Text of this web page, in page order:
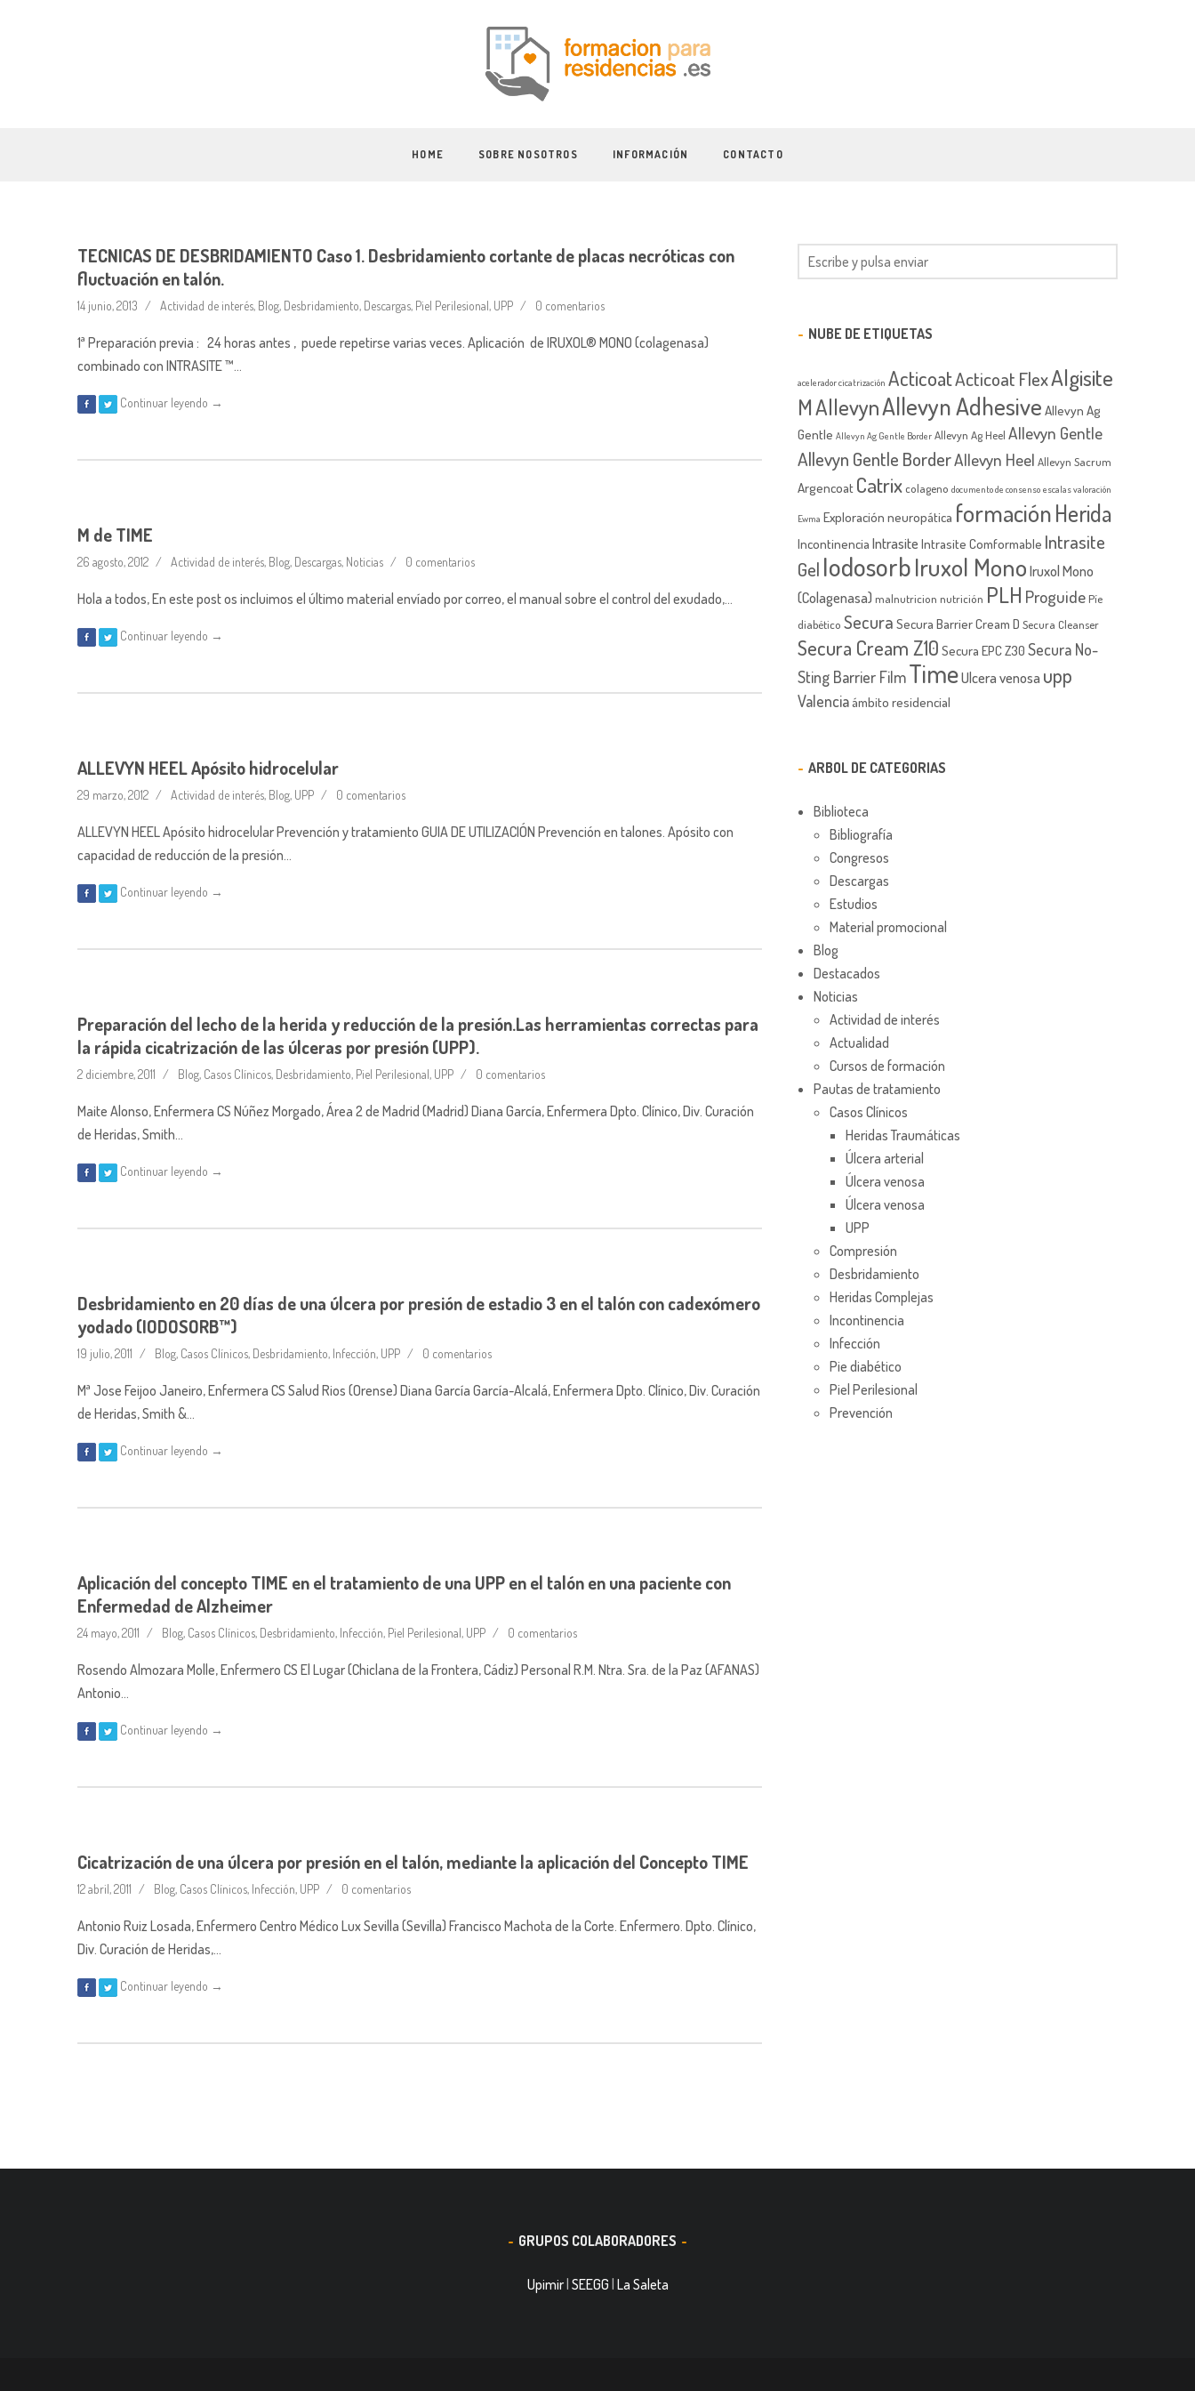
HOME SOBRE NOSOTROS INFORMACIÓN CONTACTO
TECNICAS DE DESBRIDAMIENTO Caso 1. Desbridamiento cortante de placas necróticas con
fluctuación en talón.
14 junio, 2013 Actividad de interés, Blog, Desbridamiento, Descargas, Piel Perilesional, UPP 0 comentarios
1ª Preparación previa : 24 horas antes , puede repetirse varias veces. Aplicación de IRUXOL® MONO (colagenasa)
combinado con INTRASITE ™…
Continuar leyendo →
M de TIME
26 agosto, 2012 Actividad de interés, Blog, Descargas, Noticias 0 comentarios
Hola a todos, En este post os incluimos el último material envíado por correo, el manual sobre el control del exudado,…
Continuar leyendo →
ALLEVYN HEEL Apósito hidrocelular
29 marzo, 2012 Actividad de interés, Blog, UPP 0 comentarios
ALLEVYN HEEL Apósito hidrocelular Prevención y tratamiento GUIA DE UTILIZACIÓN Prevención en talones. Apósito con
capacidad de reducción de la presión…
Continuar leyendo →
Preparación del lecho de la herida y reducción de la presión.Las herramientas correctas para
la rápida cicatrización de las úlceras por presión (UPP).
2 diciembre, 2011 Blog, Casos Clínicos, Desbridamiento, Piel Perilesional, UPP 0 comentarios
Maite Alonso, Enfermera CS Núñez Morgado, Área 2 de Madrid (Madrid) Diana García, Enfermera Dpto. Clínico, Div. Curación
de Heridas, Smith…
Continuar leyendo →
Desbridamiento en 20 días de una úlcera por presión de estadio 3 en el talón con cadexómero
yodado (IODOSORB™)
19 julio, 2011 Blog, Casos Clínicos, Desbridamiento, Infección, UPP 0 comentarios
Mª Jose Feijoo Janeiro, Enfermera CS Salud Rios (Orense) Diana García García-Alcalá, Enfermera Dpto. Clínico, Div. Curación
de Heridas, Smith &…
Continuar leyendo →
Aplicación del concepto TIME en el tratamiento de una UPP en el talón en una paciente con
Enfermedad de Alzheimer
24 mayo, 2011 Blog, Casos Clínicos, Desbridamiento, Infección, Piel Perilesional, UPP 0 comentarios
Rosendo Almozara Molle, Enfermero CS El Lugar (Chiclana de la Frontera, Cádiz) Personal R.M. Ntra. Sra. de la Paz (AFANAS)
Antonio…
Continuar leyendo →
Cicatrización de una úlcera por presión en el talón, mediante la aplicación del Concepto TIME
12 abril, 2011 Blog, Casos Clínicos, Infección, UPP 0 comentarios
Antonio Ruiz Losada, Enfermero Centro Médico Lux Sevilla (Sevilla) Francisco Machota de la Corte. Enfermero. Dpto. Clínico,
Div. Curación de Heridas,…
Continuar leyendo →
NUBE DE ETIQUETAS
acelerador cicatrización ActicoatActicoat FlexAlgisite
MAllevynAllevyn Adhesive Allevyn Ag
Gentle Allevyn Ag Gentle Border Allevyn Ag Heel Allevyn Gentle
Allevyn Gentle BorderAllevyn Heel Allevyn Sacrum
Argencoat Catrix colageno documento de consenso escalas valoración
Ewma Exploración neuropática formaciónHerida
Incontinencia Intrasite Intrasite Comformable Intrasite
Gel IodosorbIruxol MonoIruxol Mono
(Colagenasa) malnutricion nutrición PLH Proguide Píe
diabético Secura Secura Barrier Cream D Secura Cleanser
Secura Cream Z10 Secura EPC Z30 Secura No-
Sting Barrier FilmTimeUlcera venosa upp
Valenciaámbito residencial
ARBOL DE CATEGORIAS
Biblioteca
Bibliografía
Congresos
Descargas
Estudios
Material promocional
Blog
Destacados
Noticias
Actividad de interés
Actualidad
Cursos de formación
Pautas de tratamiento
Casos Clínicos
Heridas Traumáticas
Úlcera arterial
Úlcera venosa
Úlcera venosa
UPP
Compresión
Desbridamiento
Heridas Complejas
Incontinencia
Infección
Pie diabético
Piel Perilesional
Prevención
GRUPOS COLABORADORES
Upimir| SEEGG La Saleta